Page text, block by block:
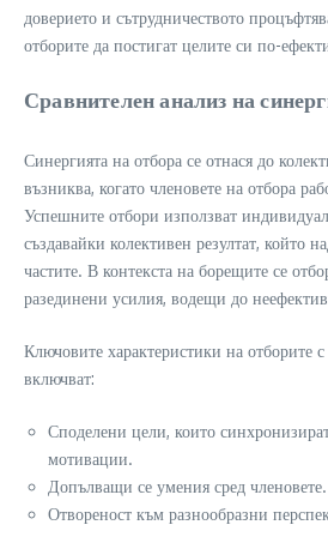
доверието и сътрудничеството
отборите да постигат целите си по-
Сравнителен анализ на
Синергията на отбора се отнася до
възниква, когато членовете на отбора
Успешните отбори използват
създавайки колективен резултат, който
частите. В контекста на борещите се
разединени усилия, водещи до
Ключовите характеристики на отборите
включват:
Споделени цели, които
мотивации.
Допълващи се умения сред членовете.
Отвореност към разнообразни